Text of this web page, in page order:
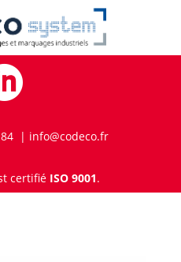
84 | info@codeco.fr
certifié ISO 9001.